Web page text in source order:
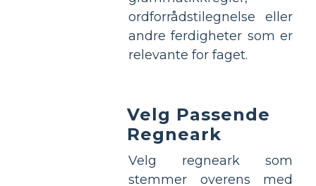
ordforrådstilegnelse eller
andre ferdigheter som er
relevante for faget.
Velg Passende
Regneark
Velg regneark som
stemmer overens med